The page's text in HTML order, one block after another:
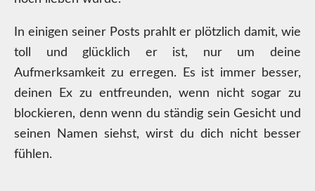
In einigen seiner Posts prahlt er plötzlich damit, wie
toll und glücklich er ist, nur um deine
Aufmerksamkeit zu erregen. Es ist immer besser,
deinen Ex zu entfreunden, wenn nicht sogar zu
blockieren, denn wenn du ständig sein Gesicht und
seinen Namen siehst, wirst du dich nicht besser
fühlen.